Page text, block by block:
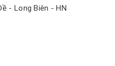
- Long Biên - HN